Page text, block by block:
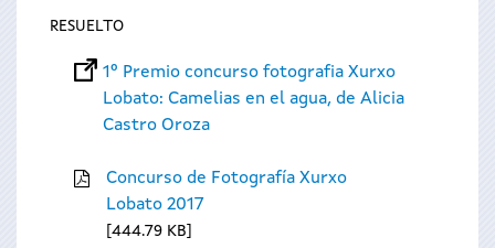
RESUELTO
1º Premio concurso fotografia Xurxo
Lobato: Camelias en el agua, de Alicia
Castro Oroza
Concurso de Fotografía Xurxo
Lobato 2017
444.79 KB